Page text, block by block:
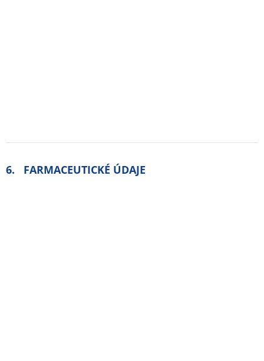
6.3 Čas použiteľnosti